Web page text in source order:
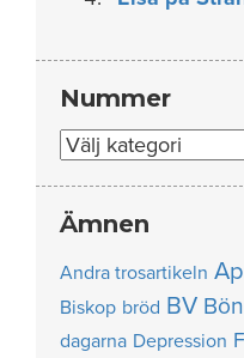
Nummer
Nummer
Ämnen
Andra trosartikeln
Biskop bröd BV
dagarna Depression